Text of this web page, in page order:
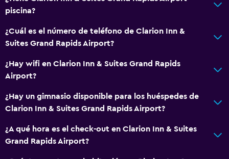
Inodoro con barras de apoyo
Sistema de entretenimiento
Radio
TV de pantalla plana
Sala de estar/TV compartida
TV por cable o vía satélite
TV
Comedor
piscina?
¿Cuál es el número de teléfono de Clarion Inn &
Suites Grand Rapids Airport?
¿Hay wifi en Clarion Inn & Suites Grand Rapids
Airport?
¿Hay un gimnasio disponible para los huéspedes de
Clarion Inn & Suites Grand Rapids Airport?
¿A qué hora es el check-out en Clarion Inn & Suites
Grand Rapids Airport?